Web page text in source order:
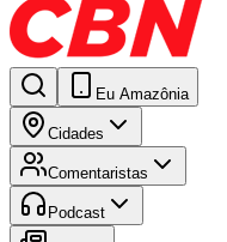
Eu Amazônia
Cidades
Comentaristas
Podcast